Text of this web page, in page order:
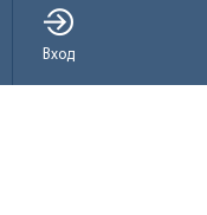
Вход